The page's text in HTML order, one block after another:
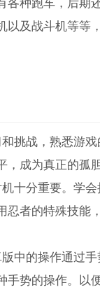
以及战斗机等等
挑战，熟悉游
成为真正的孤胆
十分重要。学
忍者的特殊技能
中的操作通过
手势的操作。以